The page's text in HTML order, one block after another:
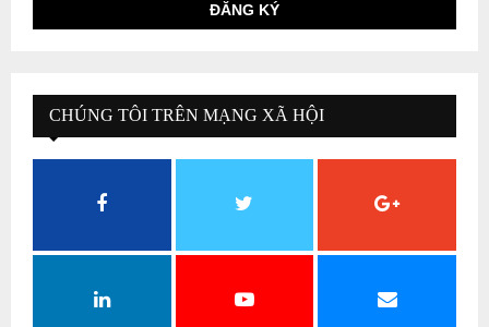
CHÚNG TÔI TRÊN MẠNG XÃ HỘI